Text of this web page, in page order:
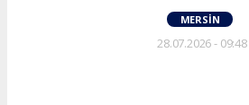
MERSIN
28.07.2026 - 09:48